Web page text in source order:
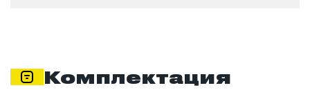
Комплектация